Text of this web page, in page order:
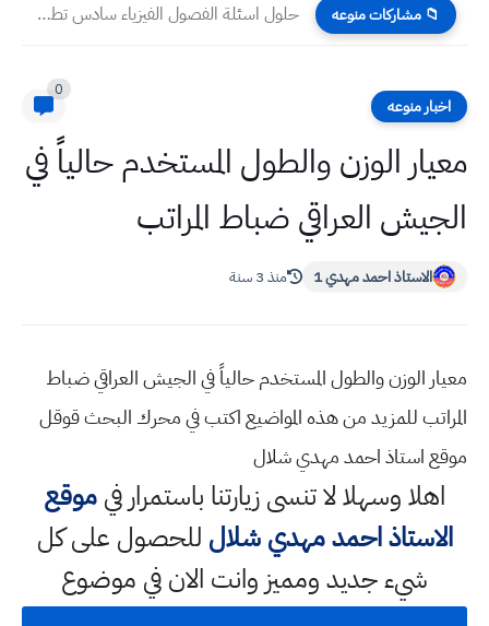
📁 مشاركات منوعه حلول اسئلة الفصول الفيزياء سادس تطبيقي شرحيات ومسائل الكتاب
اخبار منوعه
0
معيار الوزن والطول المستخدم حالياً في
الجيش العراقي ضباط المراتب
الاستاذ احمد مهدي 1 منذ 3 سنة
معيار الوزن والطول المستخدم حالياً في الجيش العراقي ضباط
المراتب للمزيد من هذه المواضيع اكتب في محرك البحث قوقل
موقع استاذ احمد مهدي شلال
اهلا وسهلالا تنسى زيارتنا باستمرار فيموقع
الاستاذ احمد مهدي شلال للحصول على كل
شيء جديد ومميز وانت الان في موضوع